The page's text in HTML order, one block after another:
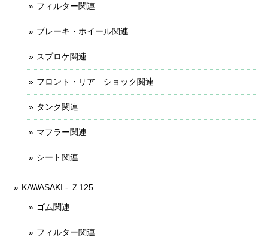
フィルター関連
ブレーキ・ホイール関連
スプロケ関連
フロント・リア ショック関連
タンク関連
マフラー関連
シート関連
KAWASAKI - Ｚ125
ゴム関連
フィルター関連